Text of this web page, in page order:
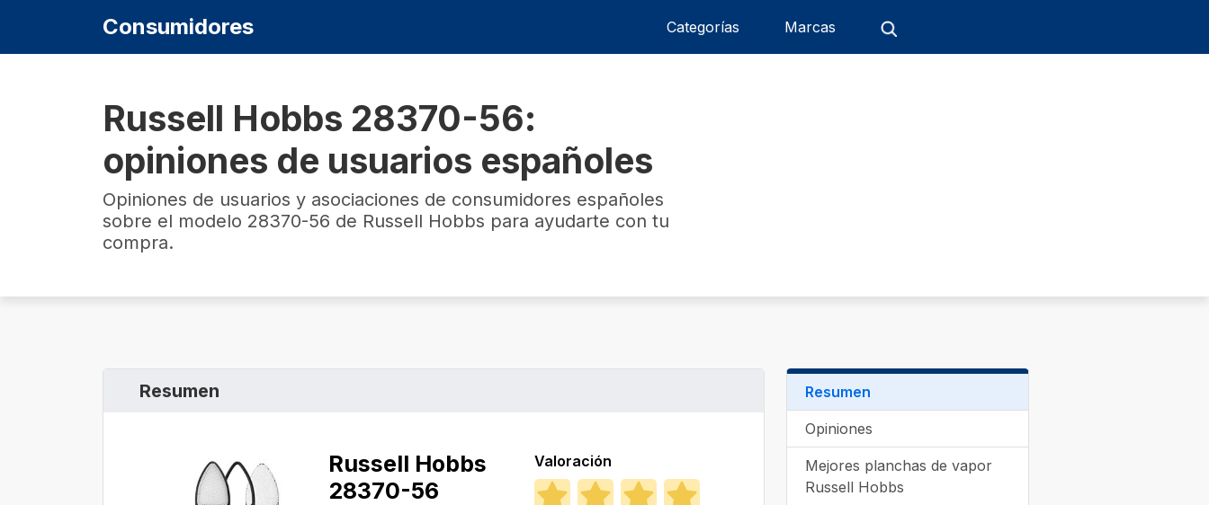
Consumidores Categorías Marcas
Russell Hobbs ‎28370-56:
opiniones de usuarios españoles
Opiniones de usuarios y asociaciones de consumidores españoles
sobre el modelo ‎28370-56 de Russell Hobbs para ayudarte con tu
compra.
Resumen
Opiniones
Mejores planchas de vapor
Russell Hobbs
Resumen
Russell Hobbs
‎28370-56
Valoración